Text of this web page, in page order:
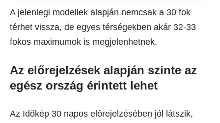
A jelenlegi modellek alapján nemcsak a 30 fok
térhet vissza, de egyes térségekben akár 32-33
fokos maximumok is megjelenhetnek.
Az előrejelzések alapján szinte az
egész ország érintett lehet
Az Időkép 30 napos előrejelzésében jól látszik,